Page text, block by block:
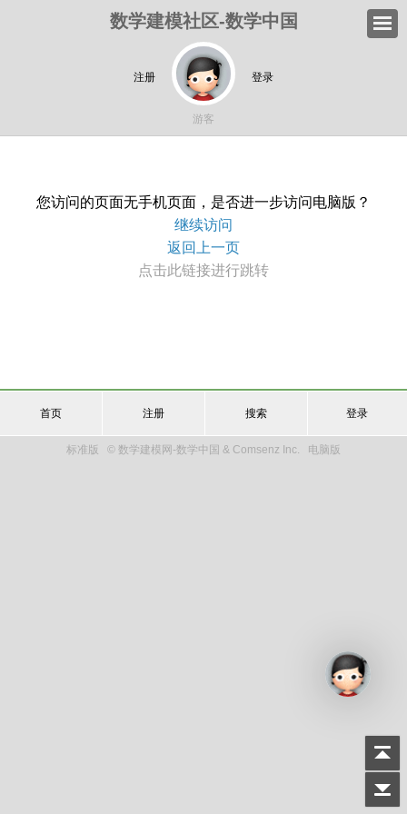
数学建模社区-数学中国
注册 登录
游客
您访问的页面无手机页面，是否进一步访问电脑版？
继续访问
返回上一页
点击此链接进行跳转
首页 注册 搜索 登录
标准版 © 数学建模网-数学中国 & Comsenz Inc. 电脑版